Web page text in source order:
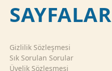
SAYFALAR
Gizlilik Sözleşmesi
Sık Sorulan Sorular
Üyelik Sözleşmesi